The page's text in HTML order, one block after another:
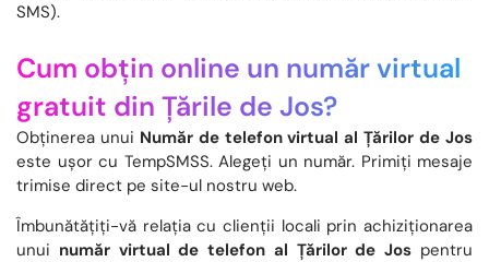
SMS).
Cum obțin online un număr virtual
gratuit din Țările de Jos?
Obținerea unui Număr de telefon virtual al Țărilor de Jos
este ușor cu TempSMSS. Alegeți un număr. Primiți mesaje
trimise direct pe site-ul nostru web.
Îmbunătățiți-vă relația cu clienții locali prin achiziționarea
unui număr virtual de telefon al Țărilor de Jos pentru